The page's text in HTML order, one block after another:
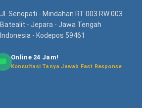
Jl. Senopati - Mindahan RT 003 RW 003
Batealit - Jepara - Jawa Tengah
Indonesia - Kodepos 59461
Online 24 Jam!
Konsultasi Tanya Jawab Fast Response